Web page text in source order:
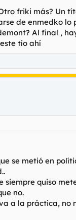
friki más? Un
de enmedko lo
Al final ,
tío ahí
se metió en
siempre quiso
no.
a la práctica, no